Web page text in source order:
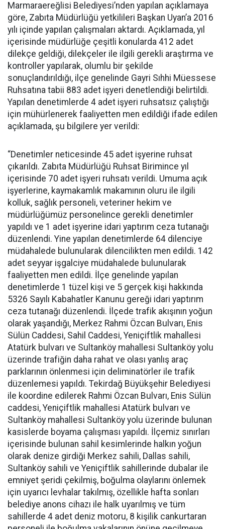
Marmaraereğlisi Belediyesi’nden yapılan açıklamaya
göre, Zabıta Müdürlüğü yetkilileri Başkan Uyan’a 2016
yılı içinde yapılan çalışmaları aktardı. Açıklamada, yıl
içerisinde müdürlüğe çeşitli konularda 412 adet
dilekçe geldiği, dilekçeler ile ilgili gerekli araştırma ve
kontroller yapılarak, olumlu bir şekilde
sonuçlandırıldığı, ilçe genelinde Gayri Sıhhi Müessese
Ruhsatına tabii 883 adet işyeri denetlendiği belirtildi.
Yapılan denetimlerde 4 adet işyeri ruhsatsız çalıştığı
için mühürlenerek faaliyetten men edildiği ifade edilen
açıklamada, şu bilgilere yer verildi:
“Denetimler neticesinde 45 adet işyerine ruhsat
çıkarıldı. Zabıta Müdürlüğü Ruhsat Birimince yıl
içerisinde 70 adet işyeri ruhsatı verildi. Umuma açık
işyerlerine, kaymakamlık makamının oluru ile ilgili
kolluk, sağlık personeli, veteriner hekim ve
müdürlüğümüz personelince gerekli denetimler
yapıldı ve 1 adet işyerine idari yaptırım ceza tutanağı
düzenlendi. Yine yapılan denetimlerde 64 dilenciye
müdahalede bulunularak dilencilikten men edildi. 142
adet seyyar işgalciye müdahalede bulunularak
faaliyetten men edildi. İlçe genelinde yapılan
denetimlerde 1 tüzel kişi ve 5 gerçek kişi hakkında
5326 Sayılı Kabahatler Kanunu gereği idari yaptırım
ceza tutanağı düzenlendi. İlçede trafik akışının yoğun
olarak yaşandığı, Merkez Rahmi Özcan Bulvarı, Enis
Sülün Caddesi, Sahil Caddesi, Yeniçiftlik mahallesi
Atatürk bulvarı ve Sultanköy mahallesi Sultanköy yolu
üzerinde trafiğin daha rahat ve olası yanlış araç
parklarının önlenmesi için deliminatörler ile trafik
düzenlemesi yapıldı. Tekirdağ Büyükşehir Belediyesi
ile koordine edilerek Rahmi Özcan Bulvarı, Enis Sülün
caddesi, Yeniçiftlik mahallesi Atatürk bulvarı ve
Sultanköy mahallesi Sultanköy yolu üzerinde bulunan
kasislerde boyama çalışması yapıldı. İlçemiz sınırları
içerisinde bulunan sahil kesimlerinde halkın yoğun
olarak denize girdiği Merkez sahili, Dallas sahili,
Sultanköy sahili ve Yeniçiftlik sahillerinde dubalar ile
emniyet şeridi çekilmiş, boğulma olaylarını önlemek
için uyarıcı levhalar takılmış, özellikle hafta sonları
belediye anons cihazı ile halk uyarılmış ve tüm
sahillerde 4 adet deniz motoru, 8 kişilik cankurtaran